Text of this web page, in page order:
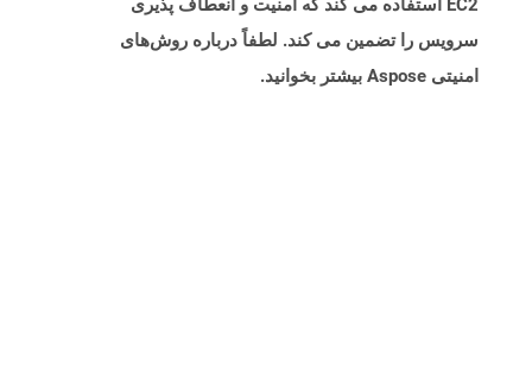
EC2 استفاده می کند که امنیت و انعطاف پذیری
سرویس را تضمین می کند. لطفاً درباره روش‌های
امنیتی Aspose بیشتر بخوانید.